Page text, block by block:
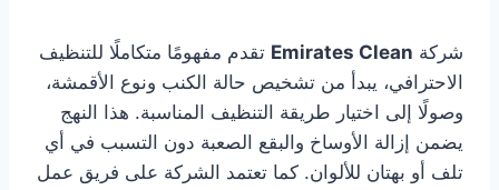
شركة Emirates Clean تقدم مفهومًا متكاملًا للتنظيف
الاحترافي، يبدأ من تشخيص حالة الكنب ونوع الأقمشة،
وصولًا إلى اختيار طريقة التنظيف المناسبة. هذا النهج
يضمن إزالة الأوساخ والبقع الصعبة دون التسبب في أي
تلف أو بهتان للألوان. كما تعتمد الشركة على فريق عمل